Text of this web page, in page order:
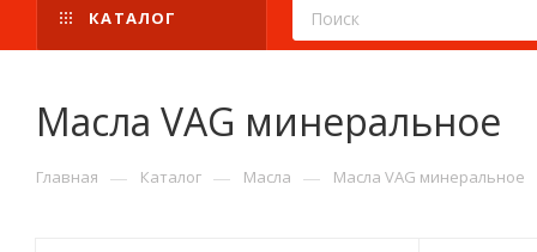
КАТАЛОГ
Масла VAG минеральное
Главная — Каталог — Масла — Масла VAG минеральное